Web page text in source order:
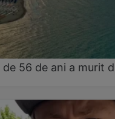
56 de ani a murit